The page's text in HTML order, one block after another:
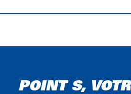
POINT S,